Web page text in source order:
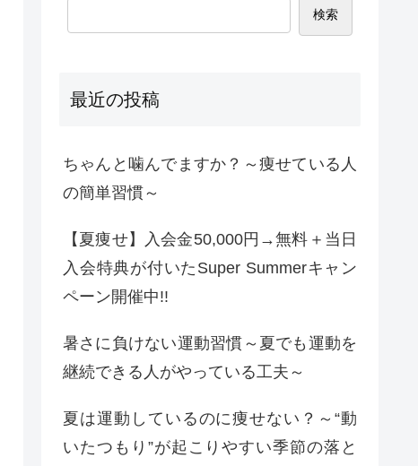
検索
最近の投稿
ちゃんと噛んでますか？～痩せている人
の簡単習慣～
【夏痩せ】入会金50,000円→無料＋当日
入会特典が付いたSuper Summerキャン
ペーン開催中!!
暑さに負けない運動習慣～夏でも運動を
継続できる人がやっている工夫～
夏は運動しているのに痩せない？～“動
いたつもり”が起こりやすい季節の落と